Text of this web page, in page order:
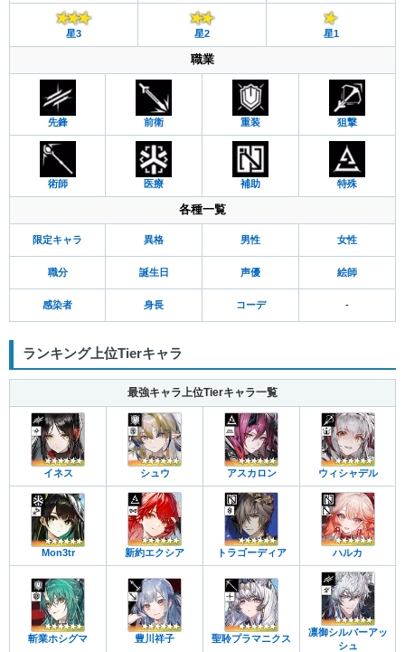
星3 星2 星1
職業
先鋒 前衛 重装 狙撃
術師 医療 補助 特殊
各種一覧
限定キャラ 異格 男性 女性
職分 誕生日 声優 絵師
感染者 身長 コーデ -
ランキング上位Tierキャラ
最強キャラ上位Tierキャラ一覧
イネス シュウ アスカロン ウィシャデル
Mon3tr 新約エクシア トラゴーディア ハルカ
斬業ホシグマ 豊川祥子 聖聆プラマニクス
凛御シルバーアッ
シュ